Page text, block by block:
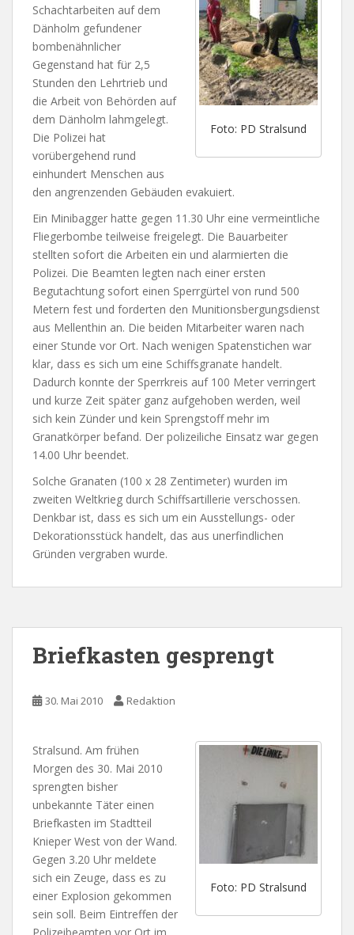
Foto: PD Stralsund
Schachtarbeiten auf dem
Dänholm gefundener
bombenähnlicher
Gegenstand hat für 2,5
Stunden den Lehrtrieb und
die Arbeit von Behörden auf
dem Dänholm lahmgelegt.
Die Polizei hat
vorübergehend rund
einhundert Menschen aus
den angrenzenden Gebäuden evakuiert.
Ein Minibagger hatte gegen 11.30 Uhr eine vermeintliche
Fliegerbombe teilweise freigelegt. Die Bauarbeiter
stellten sofort die Arbeiten ein und alarmierten die
Polizei. Die Beamten legten nach einer ersten
Begutachtung sofort einen Sperrgürtel von rund 500
Metern fest und forderten den Munitionsbergungsdienst
aus Mellenthin an. Die beiden Mitarbeiter waren nach
einer Stunde vor Ort. Nach wenigen Spatenstichen war
klar, dass es sich um eine Schiffsgranate handelt.
Dadurch konnte der Sperrkreis auf 100 Meter verringert
und kurze Zeit später ganz aufgehoben werden, weil
sich kein Zünder und kein Sprengstoff mehr im
Granatkörper befand. Der polizeiliche Einsatz war gegen
14.00 Uhr beendet.
Solche Granaten (100 x 28 Zentimeter) wurden im
zweiten Weltkrieg durch Schiffsartillerie verschossen.
Denkbar ist, dass es sich um ein Ausstellungs- oder
Dekorationsstück handelt, das aus unerfindlichen
Gründen vergraben wurde.
Briefkasten gesprengt
30. Mai 2010 Redaktion
Foto: PD Stralsund
Stralsund. Am frühen
Morgen des 30. Mai 2010
sprengten bisher
unbekannte Täter einen
Briefkasten im Stadtteil
Knieper West von der Wand.
Gegen 3.20 Uhr meldete
sich ein Zeuge, dass es zu
einer Explosion gekommen
sein soll. Beim Eintreffen der